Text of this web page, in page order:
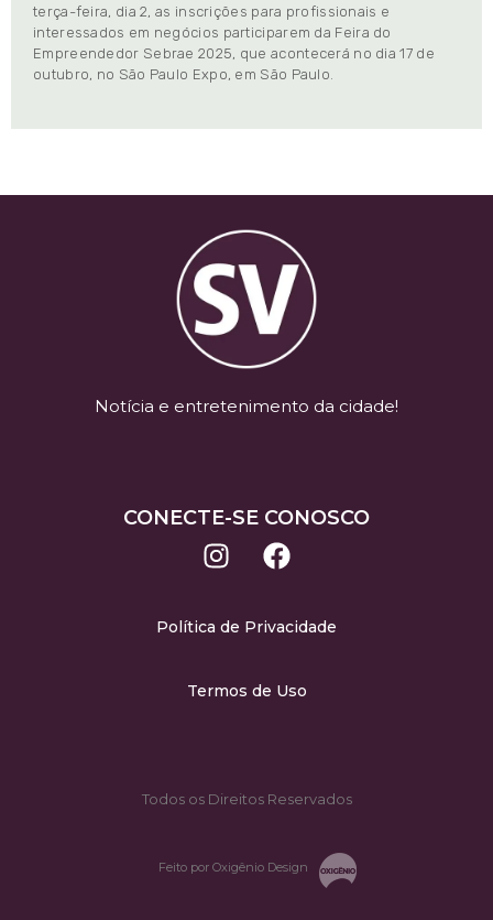
terça-feira, dia 2, as inscrições para profissionais e
interessados em negócios participarem da Feira do
Empreendedor Sebrae 2025, que acontecerá no dia 17 de
outubro, no São Paulo Expo, em São Paulo.
Notícia e entretenimento da cidade!
CONECTE-SE CONOSCO
Política de Privacidade
Termos de Uso
Todos os Direitos Reservados
Feito por Oxigênio Design